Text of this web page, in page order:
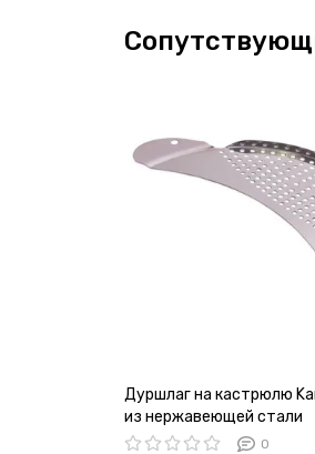
Дуршлаг на кастрюлю
из нержавеющей стали
0